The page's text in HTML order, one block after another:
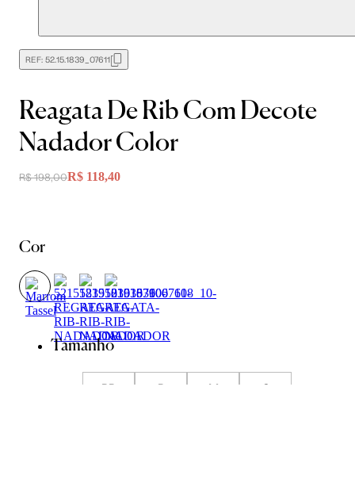
REF: 52.15.1839_07611
Reagata De Rib Com Decote
Nadador Color
R$ 198,00R$ 118,40
Cor
Tamanho
PP P M G